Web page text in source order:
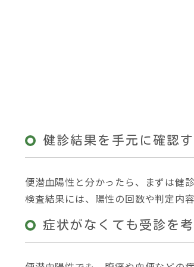
健診結果を手元に確認す
便潜血陽性と分かったら、まずは健
検査結果には、陽性の回数や判定内
症状がなくても受診を考